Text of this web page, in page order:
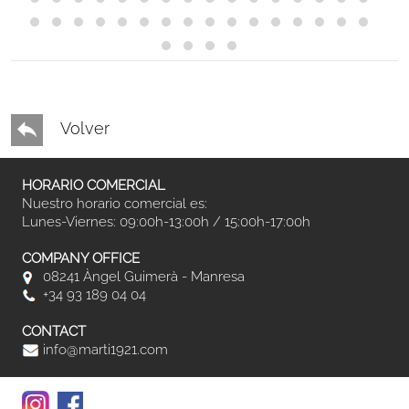
Volver
HORARIO COMERCIAL
Nuestro horario comercial es:
Lunes-Viernes: 09:00h-13:00h / 15:00h-17:00h
COMPANY OFFICE
08241 Àngel Guimerà - Manresa
+34 93 189 04 04
CONTACT
info@marti1921.com